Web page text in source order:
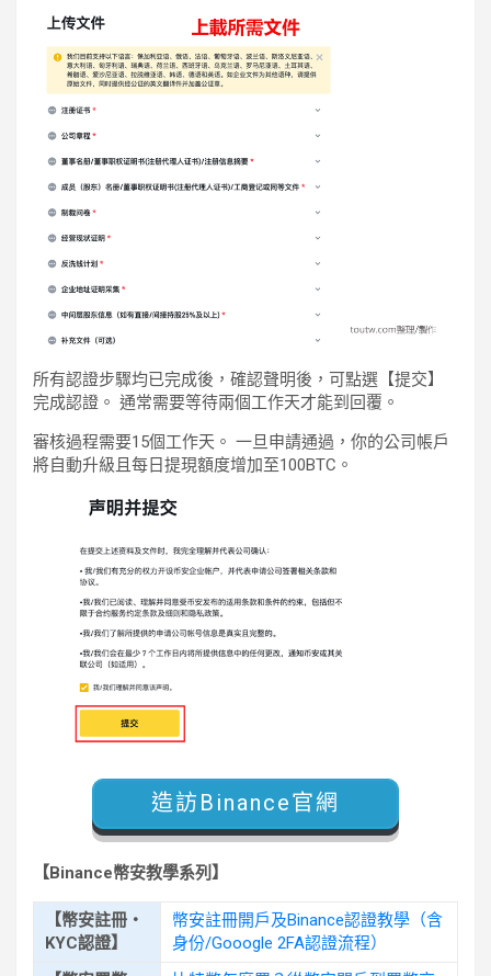
所有認證步驟均已完成後，確認聲明後，可點選【提交】
完成認證。 通常需要等待兩個工作天才能到回覆。
審核過程需要15個工作天。 一旦申請通過，你的公司帳戶
將自動升級且每日提現額度增加至100BTC。
造訪Binance官網
【Binance幣安教學系列】
【幣安註冊・
KYC認證】
幣安註冊開戶及Binance認證教學（含
身份/Gooogle 2FA認證流程）